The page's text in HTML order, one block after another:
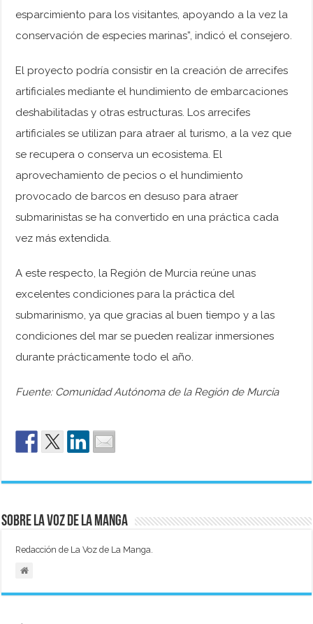
esparcimiento para los visitantes, apoyando a la vez la
conservación de especies marinas”, indicó el consejero.
El proyecto podría consistir en la creación de arrecifes
artificiales mediante el hundimiento de embarcaciones
deshabilitadas y otras estructuras. Los arrecifes
artificiales se utilizan para atraer al turismo, a la vez que
se recupera o conserva un ecosistema. El
aprovechamiento de pecios o el hundimiento
provocado de barcos en desuso para atraer
submarinistas se ha convertido en una práctica cada
vez más extendida.
A este respecto, la Región de Murcia reúne unas
excelentes condiciones para la práctica del
submarinismo, ya que gracias al buen tiempo y a las
condiciones del mar se pueden realizar inmersiones
durante prácticamente todo el año.
Fuente: Comunidad Autónoma de la Región de Murcia
Sobre La Voz de La Manga
Redacción de La Voz de La Manga.